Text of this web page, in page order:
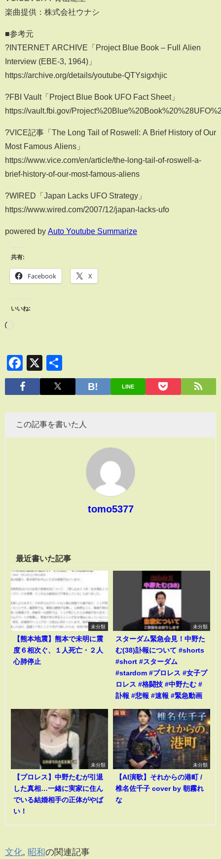
楽曲提供：株式会社ウナシ
■参考元
?INTERNET ARCHIVE「Project Blue Book – Full Alien
Interview (EBE-3, 1964)」
https://archive.org/details/youtube-QTYsigxhjic
?FBI Vault「Project Blue Book UFO Fact Sheet」
https://vault.fbi.gov/
?VICE記事「The Long Tail of Roswell: A Brief History of Our
Most Famous Aliens」
https://www.vice.com/en/article/the-long-tail-of-roswell-a-
brief-history-of-our-most-famous-aliens
?WIRED「Japan Lacks UFO Strategy」
https://www.wired.com/2007/12/japan-lacks-ufo
powered by Auto Youtube Summarize
共有:
Facebook X
いいね:
Facebook
X
有
LINE
この記事を書いた人
tomo5377
最近書いた記事
未分類
【熊本地震】熊本で未明に震
度６相次ぐ、１人死亡・２人
心肺停止
未分類
スターダム緊急会見！中野た
む(38)訃報について #shorts
#short #スターダム
#stardom #プロレス #女子プ
ロレス #格闘技 #中野たむ #
訃報 #悲報 #速報 #緊急動画
未分類
【プロレス】中野たむが引退
した真相…一緒に実家に住ん
でいる結婚相手の正体がやば
い！
未分類
【AI演歌】それからの港町 /
椎名佐千子 cover by 朝霧れ
な
文化, 昭和の関連記事